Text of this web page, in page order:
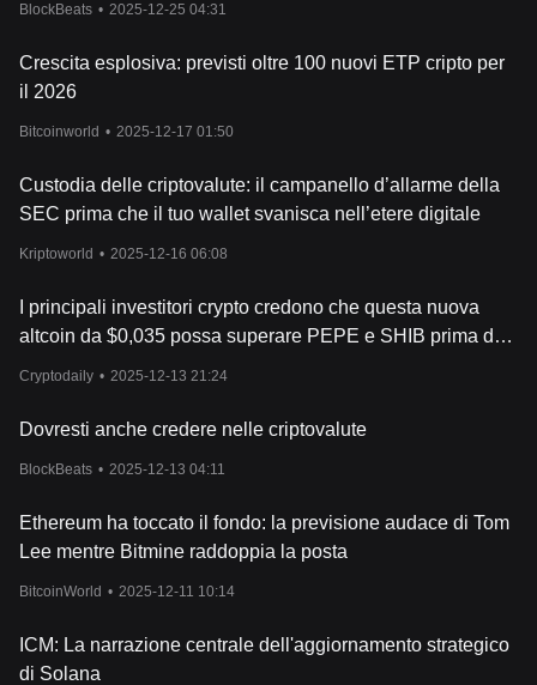
BlockBeats • 2025-12-25 04:31
Crescita esplosiva: previsti oltre 100 nuovi ETP cripto per
il 2026
Bitcoinworld • 2025-12-17 01:50
Custodia delle criptovalute: il campanello d’allarme della
SEC prima che il tuo wallet svanisca nell’etere digitale
Kriptoworld • 2025-12-16 06:08
I principali investitori crypto credono che questa nuova
altcoin da $0,035 possa superare PEPE e SHIB prima del
Cryptodaily • 2025-12-13 21:24
Dovresti anche credere nelle criptovalute
BlockBeats • 2025-12-13 04:11
Ethereum ha toccato il fondo: la previsione audace di Tom
Lee mentre Bitmine raddoppia la posta
BitcoinWorld • 2025-12-11 10:14
ICM: La narrazione centrale dell'aggiornamento strategico
di Solana